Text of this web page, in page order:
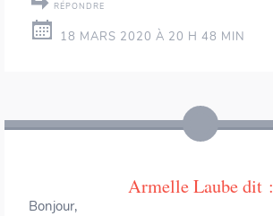
RÉPONDRE
18 MARS 2020 À 20 H 48 MIN
Armelle Laubedit :
Bonjour,